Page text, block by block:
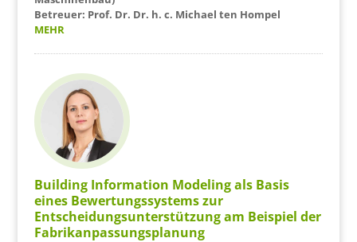
Betreuer: Prof. Dr. Dr. h. c. Michael ten Hompel
MEHR
Building Information Modeling als Basis
eines Bewertungssystems zur
Entscheidungsunterstützung am Beispiel der
Fabrikanpassungsplanung